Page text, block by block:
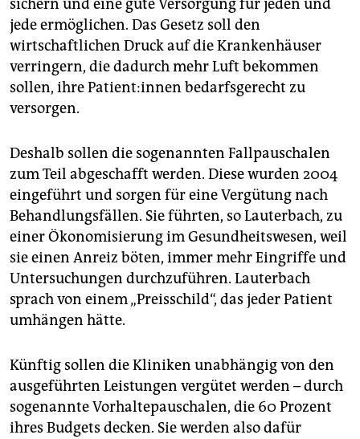
sichern und eine gute Versorgung für jeden und
jede ermöglichen. Das Gesetz soll den
wirtschaftlichen Druck auf die Krankenhäuser
verringern, die dadurch mehr Luft bekommen
sollen, ihre Pa­ti­en­t:in­nen bedarfsgerecht zu
versorgen.
Deshalb sollen die sogenannten Fallpauschalen
zum Teil abgeschafft werden. Diese wurden 2004
eingeführt und sorgen für eine Vergütung nach
Behandlungsfällen. Sie führten, so Lauterbach, zu
einer Ökonomisierung im Gesundheitswesen, weil
sie einen Anreiz böten, immer mehr Eingriffe und
Untersuchungen durchzuführen. Lauterbach
sprach von einem „Preisschild“, das jeder Patient
umhängen hätte.
Künftig sollen die Kliniken unabhängig von den
ausgeführten Leistungen vergütet werden – durch
sogenannte Vorhaltepauschalen, die 60 Prozent
ihres Budgets decken. Sie werden also dafür